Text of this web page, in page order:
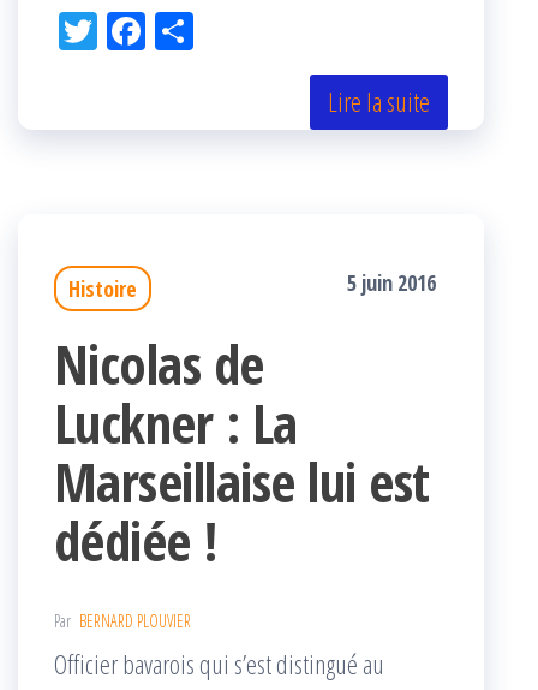
Tw Fac
k r
Lire la suite
Histoire 5 juin 2016
Nicolas de
Luckner : La
Marseillaise lui est
dédiée !
Par BERNARD PLOUVIER
Officier bavarois qui s’est distingué au